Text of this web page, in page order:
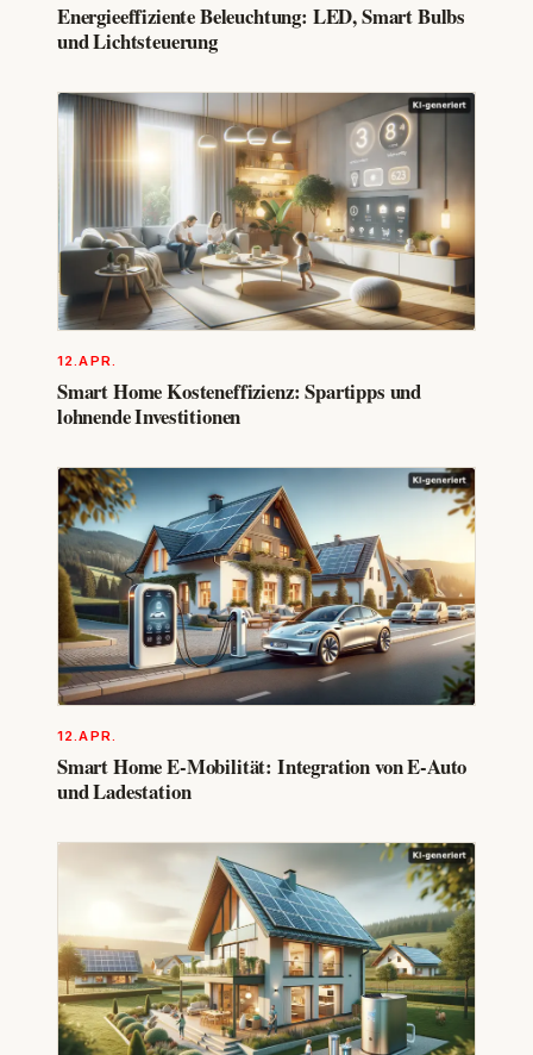
Energieeffiziente Beleuchtung: LED, Smart Bulbs
und Lichtsteuerung
12.APR.
Smart Home Kosteneffizienz: Spartipps und
lohnende Investitionen
12.APR.
Smart Home E-Mobilität: Integration von E-Auto
und Ladestation